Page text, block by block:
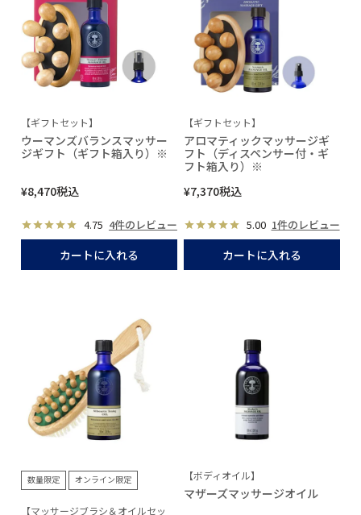
【ギフトセット】
ウーマンズバランスマッサー
ジギフト（ギフト箱入り）※
¥8,470税込
4.75 4件のレビュー
カートに入れる
【ギフトセット】
アロマティックマッサージギ
フト（ディスペンサー付・ギ
フト箱入り）※
¥7,370税込
5.00 1件のレビュー
カートに入れる
数量限定 オンライン限定
【マッサージブラシ＆オイルセッ
【ボディオイル】
マザーズマッサージオイル